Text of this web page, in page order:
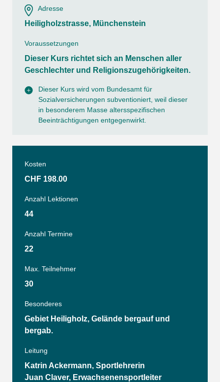
Adresse
Heiligholzstrasse, Münchenstein
Voraussetzungen
Dieser Kurs richtet sich an Menschen aller
Geschlechter und Religionszugehörigkeiten.
Dieser Kurs wird vom Bundesamt für
Sozialversicherungen subventioniert, weil dieser
in besonderem Masse altersspezifischen
Beeinträchtigungen entgegenwirkt.
Kosten
CHF 198.00
Anzahl Lektionen
44
Anzahl Termine
22
Max. Teilnehmer
30
Besonderes
Gebiet Heiligholz, Gelände bergauf und
bergab.
Leitung
Katrin Ackermann, Sportlehrerin
Juan Claver, Erwachsenensportleiter